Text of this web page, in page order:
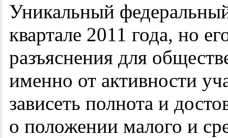
Уникальный
квартале 2011 года, но
разъяснения для
именно от активности
зависеть полнота и
о положении малого и